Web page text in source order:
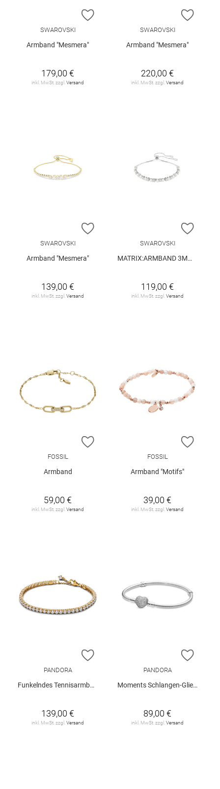
ZUR WUNSCHLISTE HINZUFÜGEN
SWAROVSKI
Armband "Mesmera"
179,00 €
inkl. MwSt. zzgl.Versand
ZUR
SWAROVSKI
Armband "Mesmera"
220,00 €
inkl. MwSt. zzgl.Versand
ZUR WUNSCHLISTE HINZUFÜGEN
SWAROVSKI
Armband "Mesmera"
139,00 €
inkl. MwSt. zzgl.Versand
ZUR
SWAROVSKI
MATRIX:ARMBAND 3MM WHITE/RHS M
119,00 €
inkl. MwSt. zzgl.Versand
ZUR WUNSCHLISTE HINZUFÜGEN
FOSSIL
Armband
59,00 €
inkl. MwSt. zzgl. Versand
ZUR
FOSSIL
Armband "Motifs"
39,00 €
inkl. MwSt. zzgl. Versand
ZUR WUNSCHLISTE HINZUFÜGEN
PANDORA
Funkelndes Tennisarmband
139,00 €
inkl. MwSt. zzgl. Versand
ZUR
PANDORA
Moments Schlangen-Gliederarmband mit Funklendem Herz-Verschluss
89,00 €
inkl. MwSt. zzgl. Versand